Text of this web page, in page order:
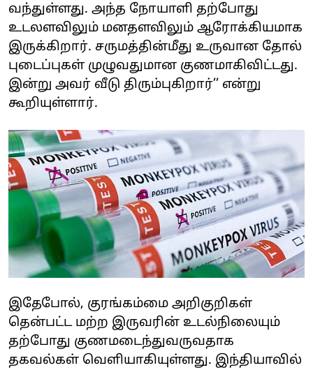
வந்துள்ளது. அந்த நோயாளி தற்போது
உடலளவிலும் மனதளவிலும் ஆரோக்கியமாக
இருக்கிறார். சருமத்தின்மீது உருவான தோல்
புடைப்புகள் முழுவதுமான குணமாகிவிட்டது.
இன்று அவர் வீடு திரும்புகிறார்’’ என்று
கூறியுள்ளார்.
இதேபோல், குரங்கம்மை அறிகுறிகள்
தென்பட்ட மற்ற இருவரின் உடல்நிலையும்
தற்போது குணமடைந்துவருவதாக
தகவல்கள் வெளியாகியுள்ளது. இந்தியாவில்